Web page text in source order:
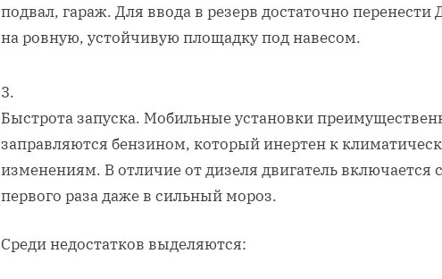
подвал, гараж. Для ввода в резерв достаточно перенести
на ровную, устойчивую площадку под навесом.
Быстрота запуска. Мобильные установки
заправляются бензином, который инертен к
изменениям. В отличие от дизеля двигатель включается с
первого раза даже в сильный мороз.
Среди недостатков выделяются: